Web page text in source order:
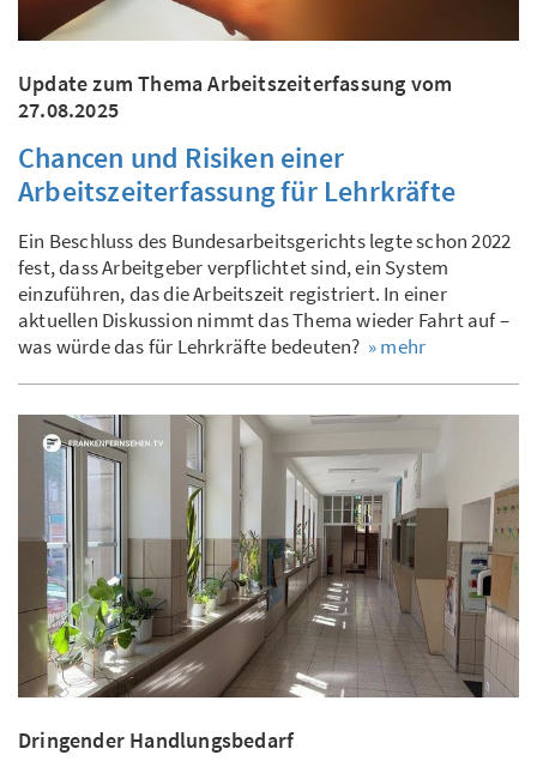
Update zum Thema Arbeitszeiterfassung vom
27.08.2025
Chancen und Risiken einer
Arbeitszeiterfassung für Lehrkräfte
Ein Beschluss des Bundesarbeitsgerichts legte schon 2022
fest, dass Arbeitgeber verpflichtet sind, ein System
einzuführen, das die Arbeitszeit registriert. In einer
aktuellen Diskussion nimmt das Thema wieder Fahrt auf –
was würde das für Lehrkräfte bedeuten? » mehr
Dringender Handlungsbedarf